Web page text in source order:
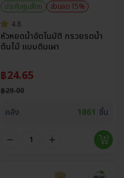
ประกันศูนย์ไทย
ส่วนลด 15%
4.8
หัวหยดน้ำอัตโนมัติ กรวยรดน้ำ
ต้นไม้ แบบดินเผา
฿24.65
฿29.00
คลัง 1861 ชิ้น